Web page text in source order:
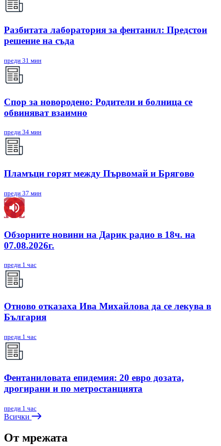
Разбитата лаборатория за фентанил: Предстои
решение на съда
преди 31 мин
Спор за новородено: Родители и болница се
обвиняват взаимно
преди 34 мин
Пламъци горят между Първомай и Брягово
преди 37 мин
Обзорните новини на Дарик радио в 18ч. на
07.08.2026г.
преди 1 час
Отново отказаха Ива Михайлова да се лекува в
България
преди 1 час
Фентаниловата епидемия: 20 евро дозата,
дрогирани и по метростанцията
преди 1 час
Всички
От мрежата